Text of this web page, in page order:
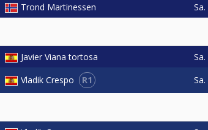
Trond Martinessen Sa.
Javier Viana tortosa Sa.
Vladik Crespo R1 Sa.